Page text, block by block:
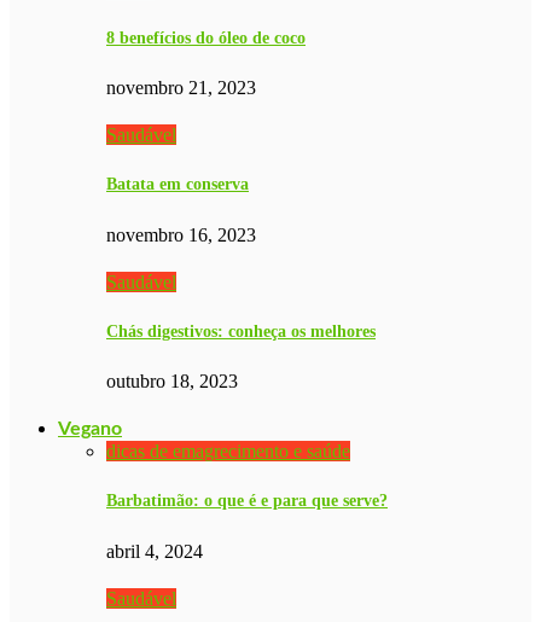
8 benefícios do óleo de coco
novembro 21, 2023
Saudável
Batata em conserva
novembro 16, 2023
Saudável
Chás digestivos: conheça os melhores
outubro 18, 2023
Vegano
dicas de emagrecimento e saúde
Barbatimão: o que é e para que serve?
abril 4, 2024
Saudável